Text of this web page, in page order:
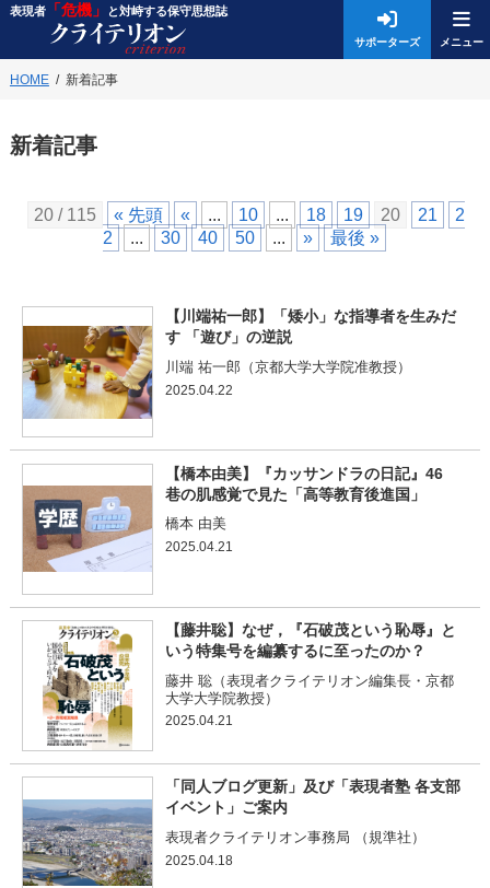
表現者「危機」 と対峙する保守思想誌
サポーターズ
HOME 新着記事
新着記事
20 / 115 « 先頭 « ... 10 ... 18 19 20 21
2
2
... 30 40 50 ... » 最後 »
【川端祐一郎】「矮小」な指導者を生みだ
す 「遊び」の逆説
川端 祐一郎（京都大学大学院准教授）
2025.04.22
【橋本由美】『カッサンドラの日記』46
巷の肌感覚で見た「高等教育後進国」
橋本 由美
2025.04.21
【藤井聡】なぜ，『石破茂という恥辱』と
いう特集号を編纂するに至ったのか？
藤井 聡（表現者クライテリオン編集長・京都
大学大学院教授）
2025.04.21
「同人ブログ更新」及び「表現者塾 各支部
イベント」ご案内
表現者クライテリオン事務局 （規準社）
2025.04.18